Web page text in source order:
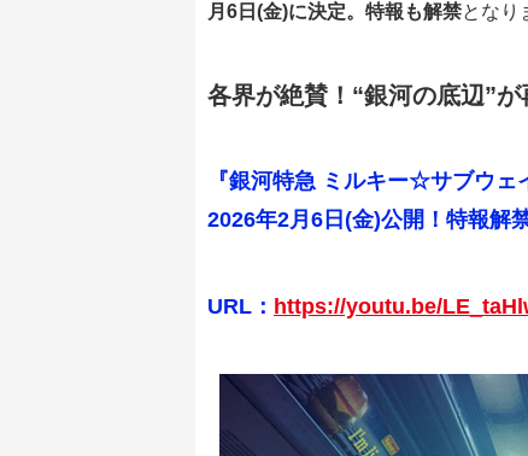
月6日(金)に決定。特報も解禁となり
各界が絶賛！“銀河の底辺”が
『銀河特急 ミルキー☆サブウェ
2026年2月6日(金)公開！特報解
URL： https://youtu.be/